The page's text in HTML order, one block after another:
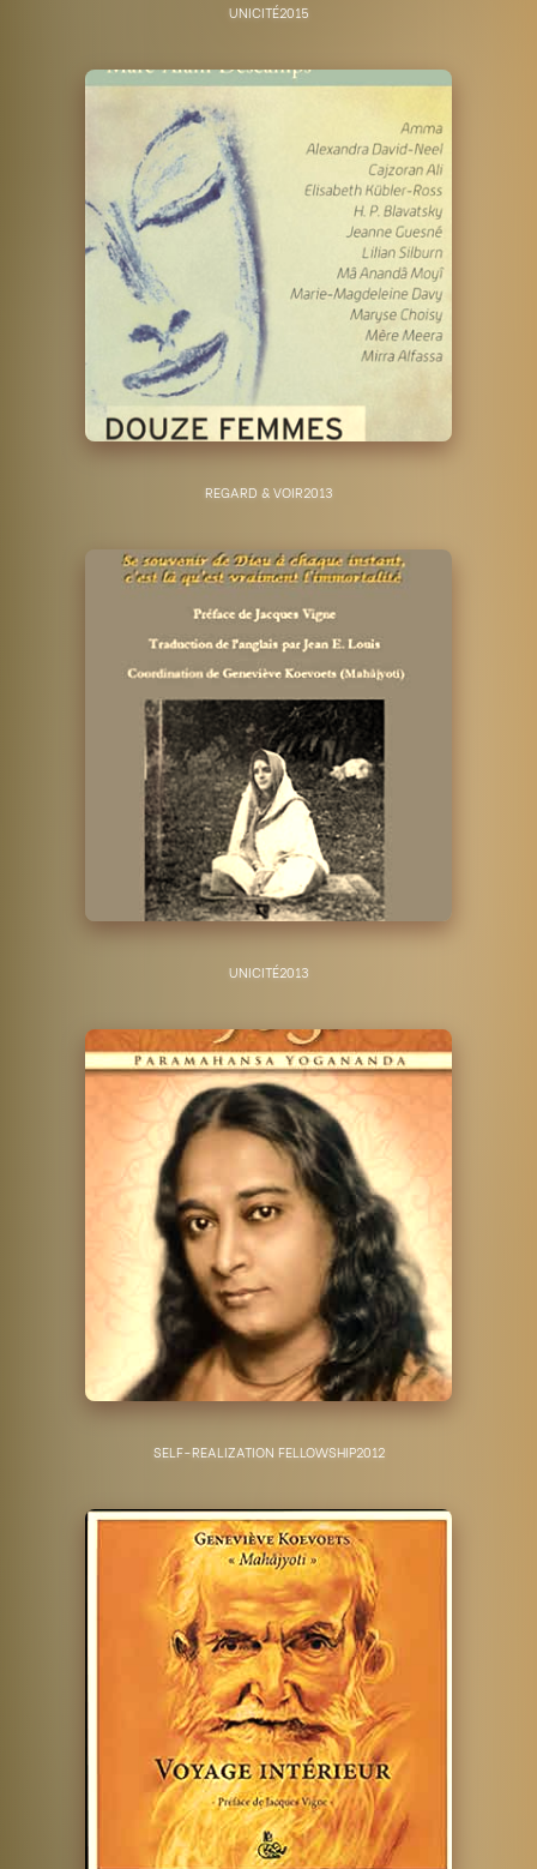
UNICITÉ2015
REGARD & VOIR2013
UNICITÉ2013
SELF-REALIZATION FELLOWSHIP2012